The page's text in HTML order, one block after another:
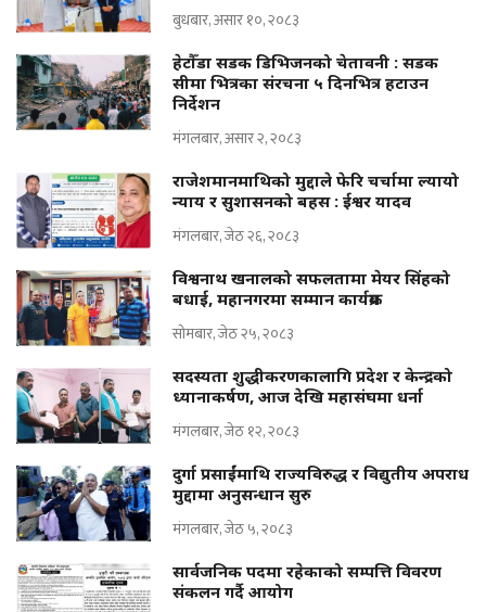
बुधबार, असार १०, २०८३
हेटौँडा सडक डिभिजनको चेतावनी : सडक
सीमा भित्रका संरचना ५ दिनभित्र हटाउन
निर्देशन
मंगलबार, असार २, २०८३
राजेशमानमाथिको मुद्दाले फेरि चर्चामा ल्यायो
न्याय र सुशासनको बहस : ईश्वर यादव
मंगलबार, जेठ २६, २०८३
विश्वनाथ खनालको सफलतामा मेयर सिंहको
बधाई, महानगरमा सम्मान कार्यक्रम
सोमबार, जेठ २५, २०८३
सदस्यता शुद्धीकरणकालागि प्रदेश र केन्द्रको
ध्यानाकर्षण, आज देखि महासंघमा धर्ना
मंगलबार, जेठ १२, २०८३
दुर्गा प्रसाईंमाथि राज्यविरुद्ध र विद्युतीय अपराध
मुद्दामा अनुसन्धान सुरु
मंगलबार, जेठ ५, २०८३
सार्वजनिक पदमा रहेकाको सम्पत्ति विवरण
संकलन गर्दै आयोग